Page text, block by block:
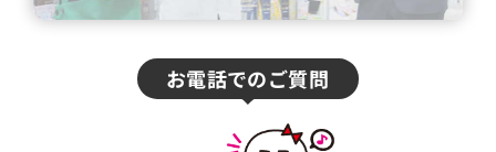
お電話でのご質問